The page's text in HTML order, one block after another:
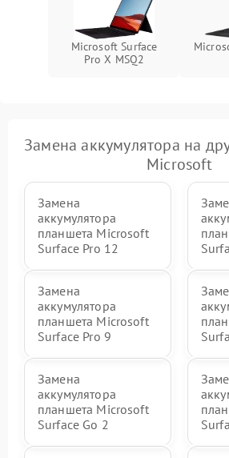
Microsoft Surface
Pro X MSQ2
Замена аккумулятора на
Microsoft
Замена
аккумулятора
планшета Microsoft
Surface Pro 12
Замена
аккумулятора
планшета Microsoft
Surface Pro 9
Замена
аккумулятора
планшета Microsoft
Surface Go 2